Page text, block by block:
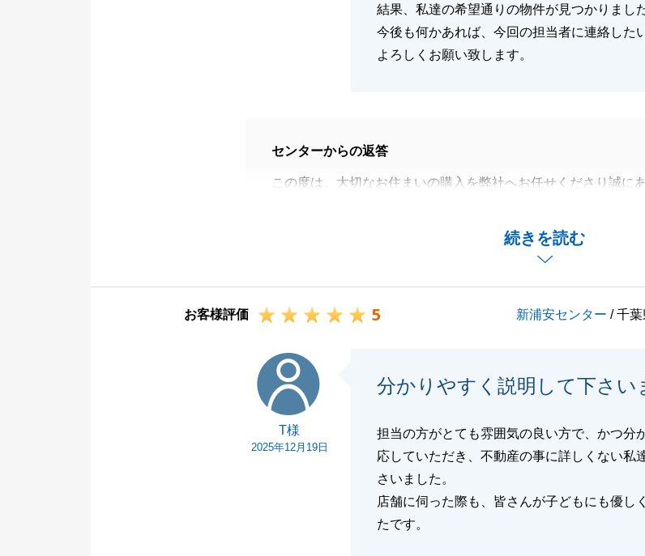
結果、私達の希望通りの物件が見つかりました
今後も何かあれば、今回の担当者に連絡した
よろしくお願い致します。
続きを読む
センターからの返答
この度は、大切なお住まいの購入を弊社へお任せくださり誠に
10件弱程ご内覧いただいた末に、心からご満足いただけける不
うことができて、私も大変嬉しく思います。
してお困りのことがございましたら、お気軽にご相談ください
閉じる
お客様評価 5 新浦安センター / 千
T様
2025年12月19日
分かりやすく説明して下さい
担当の方がとても雰囲気の良い方で、かつ分
応していただき、不動産の事に詳しくない私
さいました。
店舗に伺った際も、皆さんが子どもにも優し
たです。